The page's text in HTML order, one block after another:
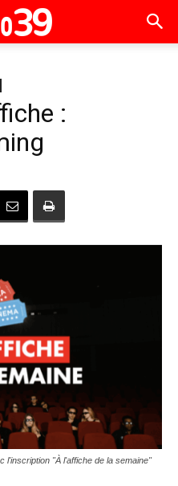
:
l'inscription "À l'affiche de la semaine"